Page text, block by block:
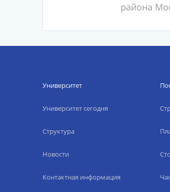
района
Университет
Университет сегодня
Структура
Новости
Контактная информация